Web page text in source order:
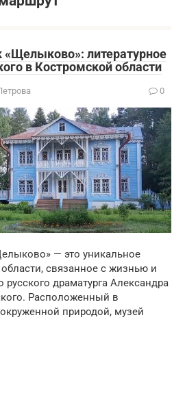
«Щелыково»: литературное
в Костромской области
0
— это уникальное
связанное с жизнью и
русского драматурга Александра
Расположенный в
природой, музей